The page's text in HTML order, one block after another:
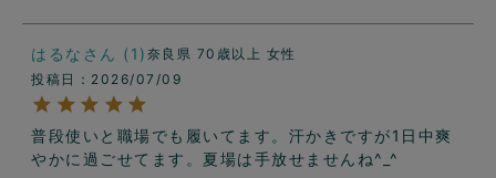
はるな 1 奈良県 70歳以上 女性
投稿日
2026/07/09
普段使いと職場でも履いてます。汗かきですが1日中爽
やかに過ごせてます。夏場は手放せませんね^_^